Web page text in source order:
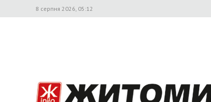
8 серпня 2026, 05:12